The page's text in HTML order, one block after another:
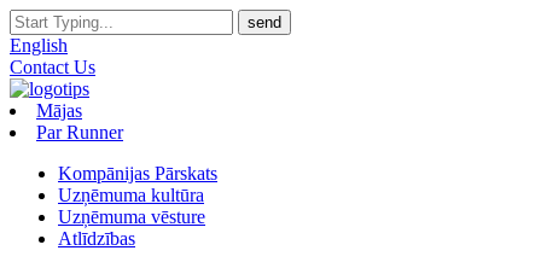
English
Contact Us
Mājas
Par Runner
Kompānijas Pārskats
Uzņēmuma kultūra
Uzņēmuma vēsture
Atlīdzības